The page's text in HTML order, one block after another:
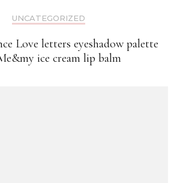
UNCATEGORIZED
Love letters eyeshadow palette
ice cream lip balm